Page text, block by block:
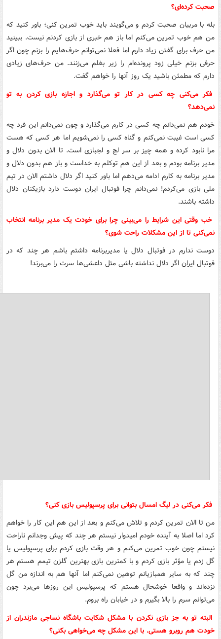
صحبت کرده‌ای؟
بله با مربیان صحبت کردم و می‌گویند باید خوب تمرین کنی؛ باور کنید که
من هم خوب تمرین می‌کنم اما باز هم خبری از بازی کردنم نیست. ببینید
من حرف برای گفتن زیاد دارم اما فعلا نمی‌توانم حرف‌هایم را بزنم چون اگر
حرفی بزنم خیلی زود پرونده‌ام را زیر بغلم می‌زنند. من حرف‌های زیادی
دارم که مطمئن باشید یک روز آنها را خواهم گفت.
فکر می‌کنی چه کسی در کار تو می‌گذارد و اجازه بازی کردن به تو
نمی‌دهد؟
خودم هم نمی‌دانم چه کسی در کارم می‌گذارد و چون نمی‌دانم این فرد چه
کسی است غیبت نمی‌کنم و گناه کسی را نمی‌شویم اما هر کسی که هست
مرا نابود کرده و همه چیز بر سر لج و لجبازی است. تا الان بدون دلال و
مدیر برنامه بودم و بعد از این هم توکلم به خداست و باز هم بدون دلال و
مدیر برنامه به کارم ادامه می‌دهم اما باور کنید اگر دلال داشتم الان در تیم
ملی بازی می‌کردم! نمی‌دانم چرا فوتبال ایران دوست دارد بازیکنان دلال
داشته باشند.
خب وقتی این شرایط را می‌بینی چرا برای خودت یک مدیر برنامه انتخاب
نمی‌کنی تا از این مشکلات راحت شوی؟
دوست ندارم در فوتبال دلال یا مدیربرنامه داشتم باشم هر چند که در
فوتبال ایران اگر دلال نداشته باشی مثل داعشی‌ها سرت را می‌برند!
فکر می‌کنی در لیگ امسال بتوانی برای پرسپولیس بازی کنی؟
من تا الان تمرین کردم و تلاش می‌کنم و بعد از این هم این کار را خواهم
کرد اما اصلا به آینده خودم امیدوار نیستم هر چند که پیش وجدانم ناراحت
نیستم چون خوب تمرین می‌کنم و هر وقت بازی کردم برای پرسپولیس یا
گل زدم یا مؤثر بازی کردم و با کمترین بازی بهترین گلزن تیمم هستم هر
چند که به سایر همبازیانم توهین نمی‌کنم اما آنها هم به اندازه من گل
نزده‌اند و واقعا خوشحال هستم که پرسپولیس این روزها می‌برد چون
می‌توانم سرم را بالا بگیرم و در خیابان راه بروم.
البته تو به جز بازی نکردن با مشکل شکایت باشگاه نساجی مازندران از
خودت هم روبرو هستی. با این مشکل چه می‌خواهی بکنی؟